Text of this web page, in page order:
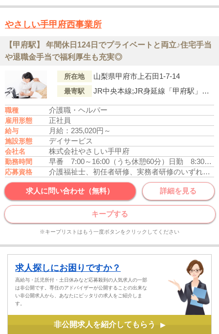
やさしい手甲府西事業所
【甲府駅】 年間休日124日でプライベートと両立♪住宅手当
や退職金手当で福利厚生も充実◎
所在地 山梨県甲府市上石田1-7-14
最寄駅 JR中央本線;JR身延線「甲府駅」より徒歩30分
職種 介護職・ヘルパー
雇用形態 正社員
給与 月給：235,020円～
施設形態 デイサービス
会社名 株式会社やさしい手甲府
勤務時間 早番 7:00～16:00（うち休憩60分） 日勤 8:30～17:30（うち休憩60分）
応募資格 介護福祉士、初任者研修、実務者研修のいずれかの資格をお持ちの方
求人に問い合わせ（無料） 詳細を見る
キープする
※キープリストはもう一度ボタンをクリックしてください
求人探しにお困りですか？
高給与・託児所付・土日休みなど応募殺到の人気求人の一部
は非公開です。専任のアドバイザーが公開することの出来な
い非公開求人から、あなたにピッタリの求人をご紹介しま
す。
非公開求人を紹介してもらう ▶